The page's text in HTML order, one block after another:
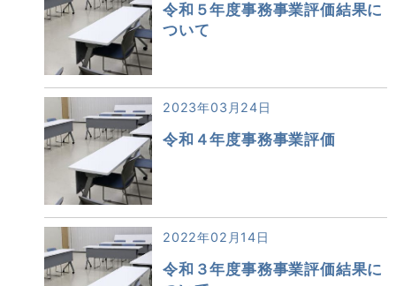
令和５年度事務事業評価結果に
ついて
2023年03月24日
令和４年度事務事業評価
2022年02月14日
令和３年度事務事業評価結果に